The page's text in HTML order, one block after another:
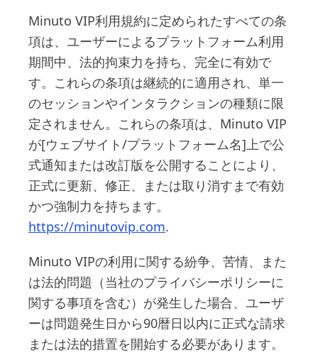
Minuto VIP利用規約に定められたすべての条
項は、ユーザーによるプラットフォーム利用
期間中、法的拘束力を持ち、完全に有効で
す。これらの条項は継続的に適用され、単一
のセッションやインタラクションの種類に限
定されません。これらの条項は、Minuto VIP
が[ウェブサイト/プラットフォーム名]上で公
式通知または改訂版を公開することにより、
正式に更新、修正、または取り消すまで有効
かつ強制力を持ちます。
https://minutovip.com.
Minuto VIPの利用に関する紛争、苦情、また
は法的問題（当社のプライバシーポリシーに
関する事項を含む）が発生した場合、ユーザ
ーは問題発生日から90暦日以内に正式な請求
または法的措置を開始する必要があります。